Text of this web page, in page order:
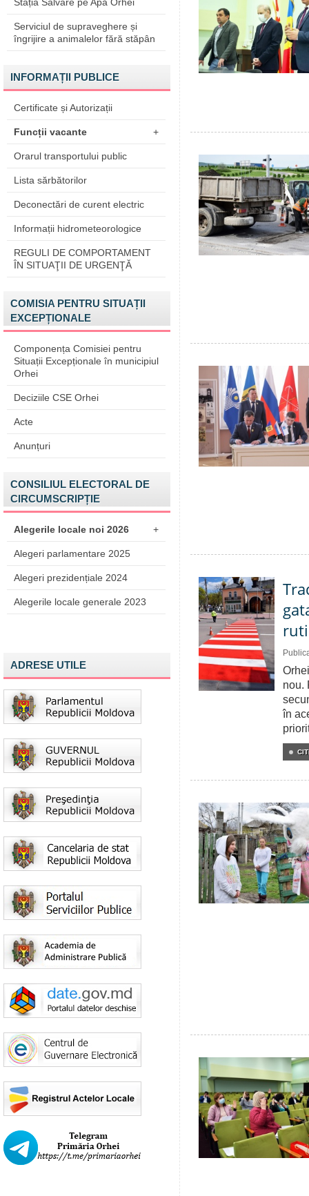
Serviciul de supraveghere și
îngrijire a animalelor fără stăpân
INFORMAȚII PUBLICE
Certificate și Autorizații
Funcții vacante +
Orarul transportului public
Lista sărbătorilor
Deconectări de curent electric
Informații hidrometeorologice
REGULI DE COMPORTAMENT
ÎN SITUAŢII DE URGENŢĂ
COMISIA PENTRU SITUAȚII
EXCEPȚIONALE
Componența Comisiei pentru
Situații Excepționale în municipiul
Orhei
Deciziile CSE Orhei
Acte
Anunțuri
CONSILIUL ELECTORAL DE
CIRCUMSCRIPȚIE
Alegerile locale noi 2026 +
Alegeri parlamentare 2025
Alegeri prezidențiale 2024
Alegerile locale generale 2023
ADRESE UTILE
nou.
în